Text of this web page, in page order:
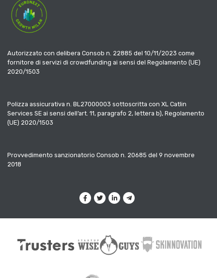
Autorizzato con delibera Consob n. 22885 del 10/11/2023 come
fornitore di servizi di crowdfunding ai sensi del Regolamento (UE)
2020/1503
Polizza assicurativa n. BL27000003 sottoscritta con XL Catlin
Services SE ai sensi dell’art. 11, paragrafo 2, lettera b), Regolamento
(UE) 2020/1503
Provvedimento sanzionatorio Consob n. 20685 del 9 novembre
2018